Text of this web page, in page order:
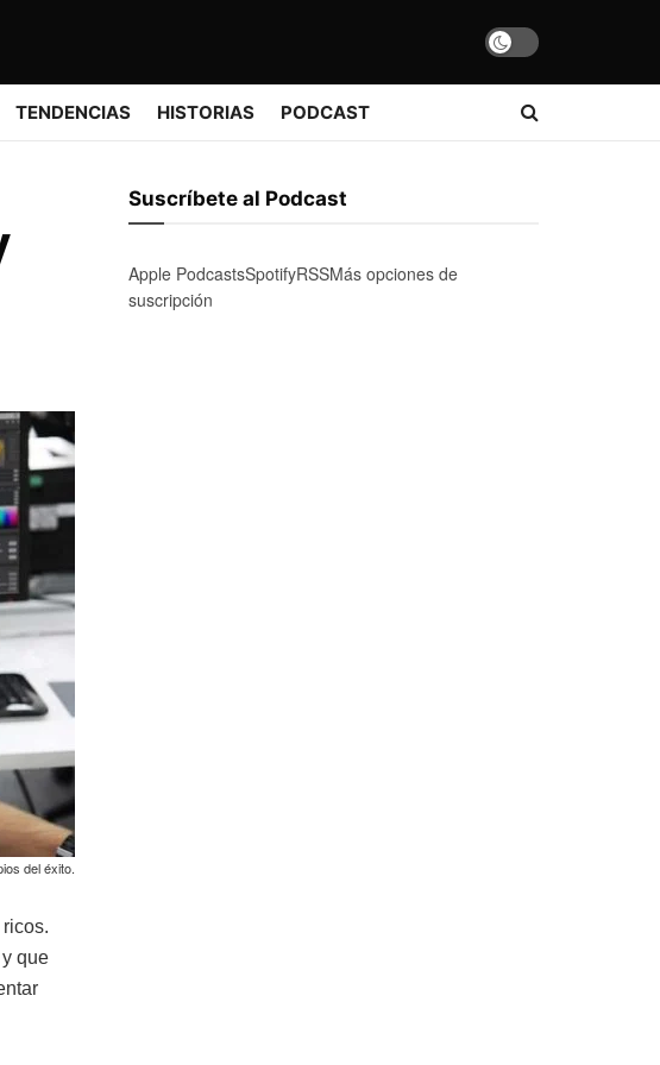
TENDENCIAS HISTORIAS PODCAST
del éxito.
que
Suscríbete al Podcast
Apple PodcastsSpotifyRSSMás opciones de
suscripción